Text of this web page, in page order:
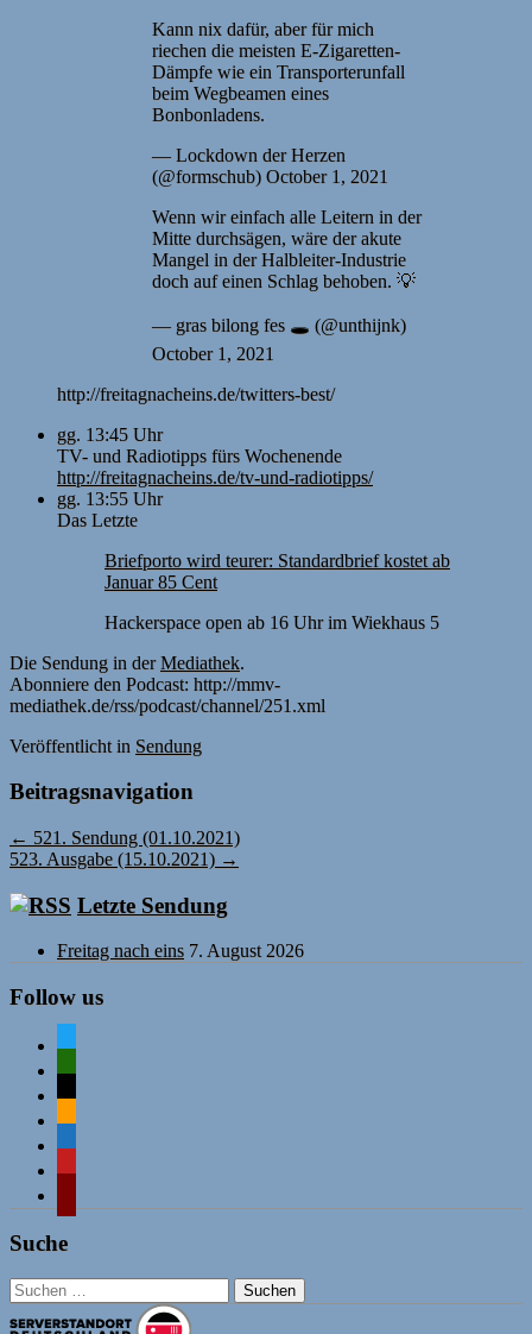
Kann nix dafür, aber für mich
riechen die meisten E-Zigaretten-
Dämpfe wie ein Transporterunfall
beim Wegbeamen eines
Bonbonladens.
— Lockdown der Herzen
(@formschub) October 1, 2021
Wenn wir einfach alle Leitern in der
Mitte durchsägen, wäre der akute
Mangel in der Halbleiter-Industrie
doch auf einen Schlag behoben. 💡
— gras bilong fes 🕳 (@unthijnk)
October 1, 2021
http://freitagnacheins.de/twitters-best/
gg. 13:45 Uhr
TV- und Radiotipps fürs Wochenende
http://freitagnacheins.de/tv-und-radiotipps/
gg. 13:55 Uhr
Das Letzte
Briefporto wird teurer: Standardbrief kostet ab
Januar 85 Cent
Hackerspace open ab 16 Uhr im Wiekhaus 5
Die Sendung in derMediathek.
Abonniere den Podcast: http://mmv-
mediathek.de/rss/podcast/channel/251.xml
Veröffentlicht in Sendung
Beitragsnavigation
← 521. Sendung (01.10.2021)
523. Ausgabe (15.10.2021) →
Letzte Sendung
Freitag nach eins 7. August 2026
Follow us
Suche
Suchen
nach: